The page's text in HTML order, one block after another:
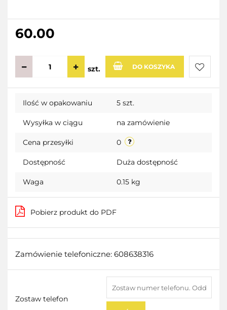
60.00
szt. DO KOSZYKA
Do
Ilość w opakowaniu 5 szt.
Wysyłka w ciągu na zamówienie
Cena przesyłki 0
Dostępność Duża dostępność
Waga 0.15 kg
Pobierz produkt do PDF
Zamówienie telefoniczne: 608638316
Zostaw telefon